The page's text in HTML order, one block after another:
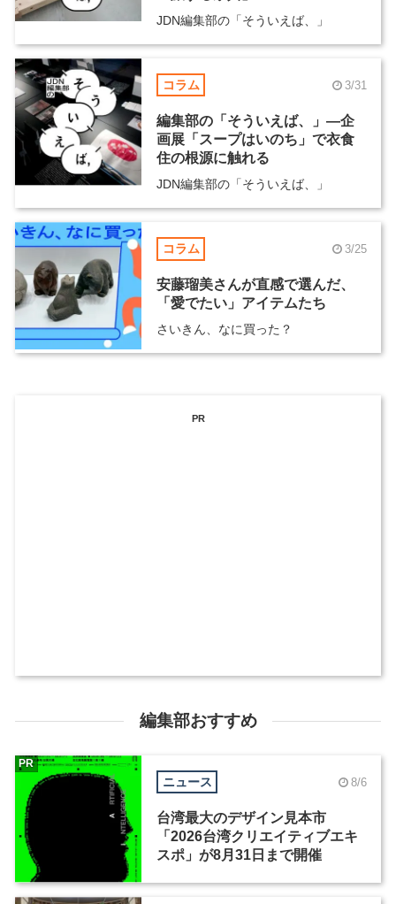
JDN編集部の「そういえば、」
コラム 3/31
編集部の「そういえば、」―企
画展「スープはいのち」で衣食
住の根源に触れる
JDN編集部の「そういえば、」
コラム 3/25
安藤瑠美さんが直感で選んだ、
「愛でたい」アイテムたち
さいきん、なに買った？
PR
編集部おすすめ
ニュース 8/6
台湾最大のデザイン見本市
「2026台湾クリエイティブエキ
スポ」が8月31日まで開催
PR